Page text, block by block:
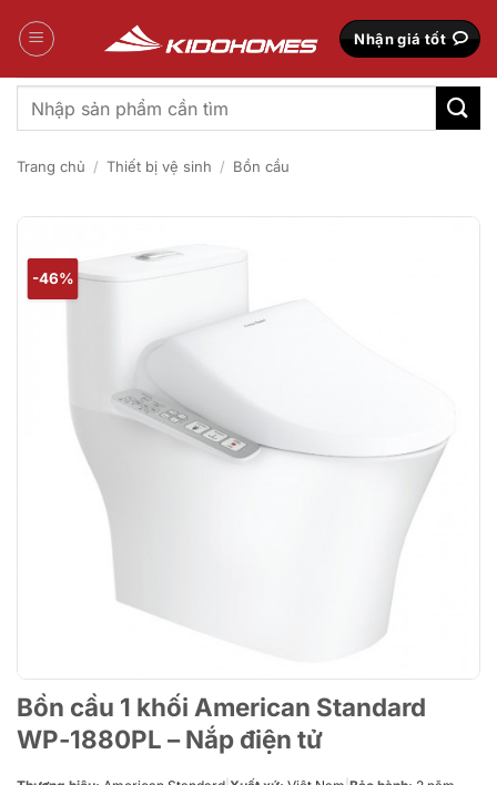
qua
Nhận giá tốt
Tìm
kiếm:
Trang chủ / Thiết bị vệ sinh / Bồn cầu
-46%
Bồn cầu 1 khối American Standard
WP-1880PL – Nắp điện tử